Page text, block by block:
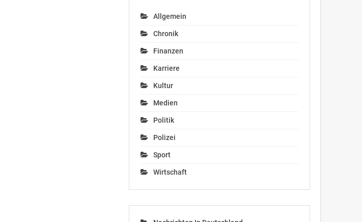
Allgemein
Chronik
Finanzen
Karriere
Kultur
Medien
Politik
Polizei
Sport
Wirtschaft